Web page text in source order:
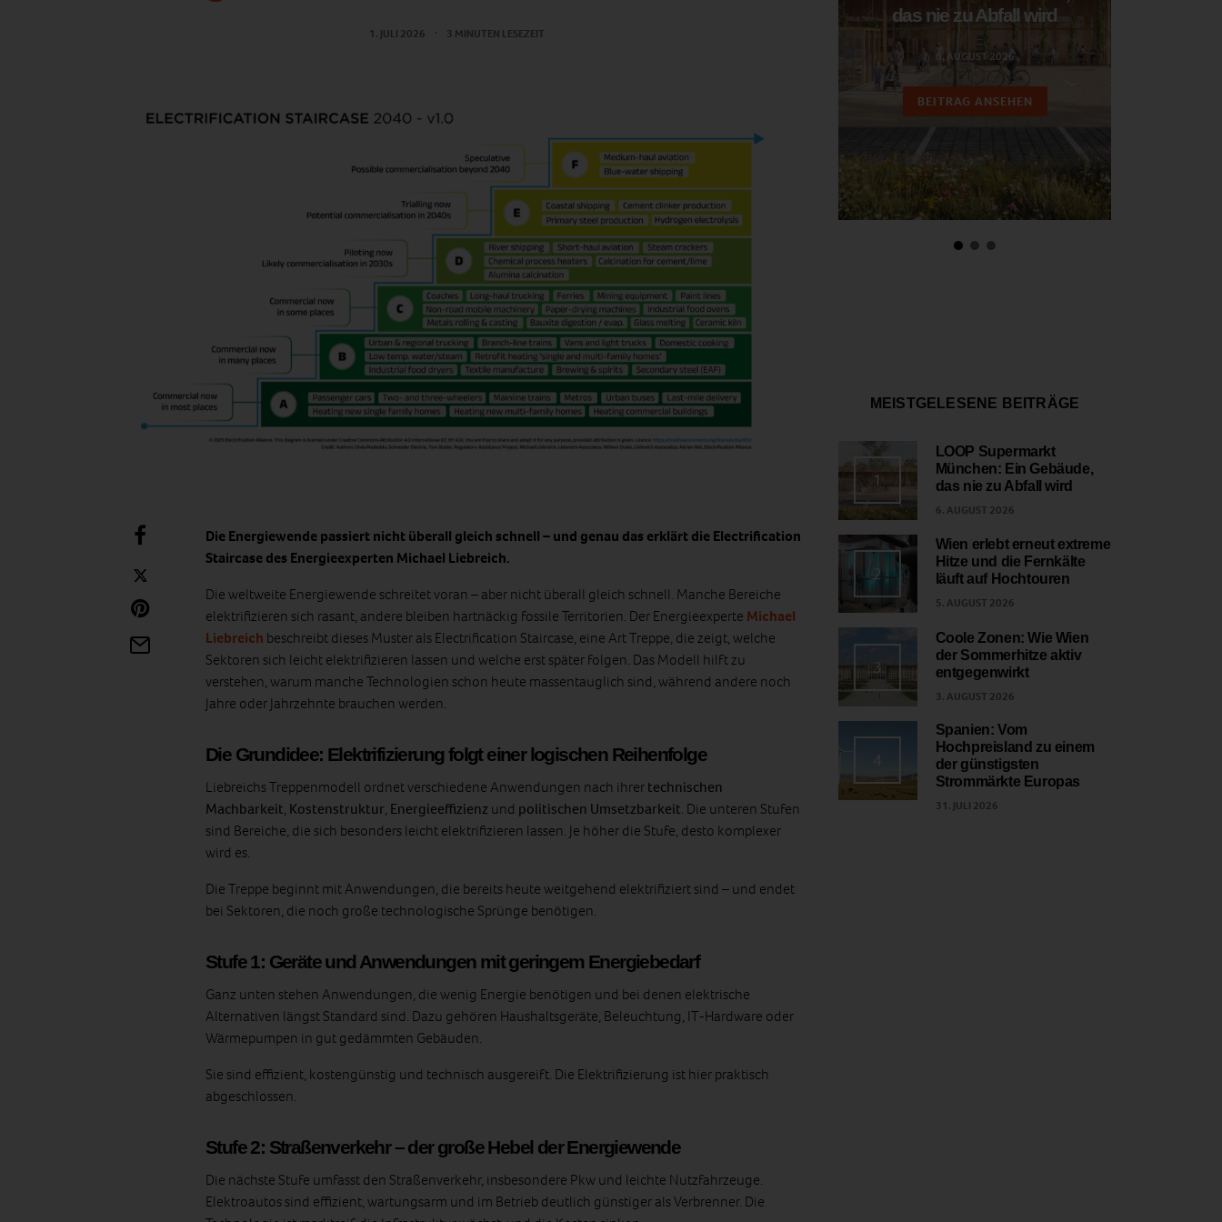
1. JULI 2026 3 MINUTEN LESEZEIT
Die Energiewende passiert nicht überall gleich schnell – und genau das erklärt die Electrification
Staircase des Energieexperten Michael Liebreich.
Die weltweite Energiewende schreitet voran – aber nicht überall gleich schnell. Manche Bereiche
elektrifizieren sich rasant, andere bleiben hartnäckig fossile Territorien. Der Energieexperte Michael
Liebreich beschreibt dieses Muster als Electrification Staircase, eine Art Treppe, die zeigt, welche
Sektoren sich leicht elektrifizieren lassen und welche erst später folgen. Das Modell hilft zu
verstehen, warum manche Technologien schon heute massentauglich sind, während andere noch
Jahre oder Jahrzehnte brauchen werden.
Die Grundidee: Elektrifizierung folgt einer logischen Reihenfolge
Liebreichs Treppenmodell ordnet verschiedene Anwendungen nach ihrertechnischen
Machbarkeit, Kostenstruktur, Energieeffizienz und politischen Umsetzbarkeit. Die unteren Stufen
sind Bereiche, die sich besonders leicht elektrifizieren lassen. Je höher die Stufe, desto komplexer
wird es.
Die Treppe beginnt mit Anwendungen, die bereits heute weitgehend elektrifiziert sind – und endet
bei Sektoren, die noch große technologische Sprünge benötigen.
Stufe 1: Geräte und Anwendungen mit geringem Energiebedarf
Ganz unten stehen Anwendungen, die wenig Energie benötigen und bei denen elektrische
Alternativen längst Standard sind. Dazu gehören Haushaltsgeräte, Beleuchtung, IT‑Hardware oder
Wärmepumpen in gut gedämmten Gebäuden.
Sie sind effizient, kostengünstig und technisch ausgereift. Die Elektrifizierung ist hier praktisch
abgeschlossen.
Stufe 2: Straßenverkehr – der große Hebel der Energiewende
Die nächste Stufe umfasst den Straßenverkehr, insbesondere Pkw und leichte Nutzfahrzeuge.
Elektroautos sind effizient, wartungsarm und im Betrieb deutlich günstiger als Verbrenner. Die
das nie zu Abfall wird
6. AUGUST 2026
BEITRAG ANSEHEN
MEISTGELESENE BEITRÄGE
1
LOOP Supermarkt
München: Ein Gebäude,
das nie zu Abfall wird
6. AUGUST 2026
2
Wien erlebt erneut extreme
Hitze und die Fernkälte
läuft auf Hochtouren
5. AUGUST 2026
3
Coole Zonen: Wie Wien
der Sommerhitze aktiv
entgegenwirkt
3. AUGUST 2026
4
Spanien: Vom
Hochpreisland zu einem
der günstigsten
Strommärkte Europas
31. JULI 2026